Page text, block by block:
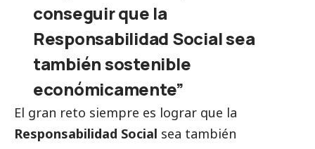
conseguir que la
Responsabilidad Socialsea
también sostenible
económicamente”
El gran reto siempre es lograr que la
Responsabilidad Social sea también